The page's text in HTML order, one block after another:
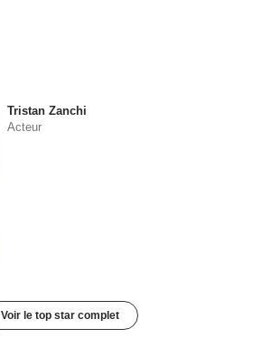
Tristan Zanchi
Acteur
Voir le top star complet